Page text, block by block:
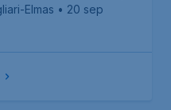
Elmas • 20 sep